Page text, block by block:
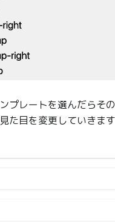
プレートを選んだらそ
た目を変更していきます